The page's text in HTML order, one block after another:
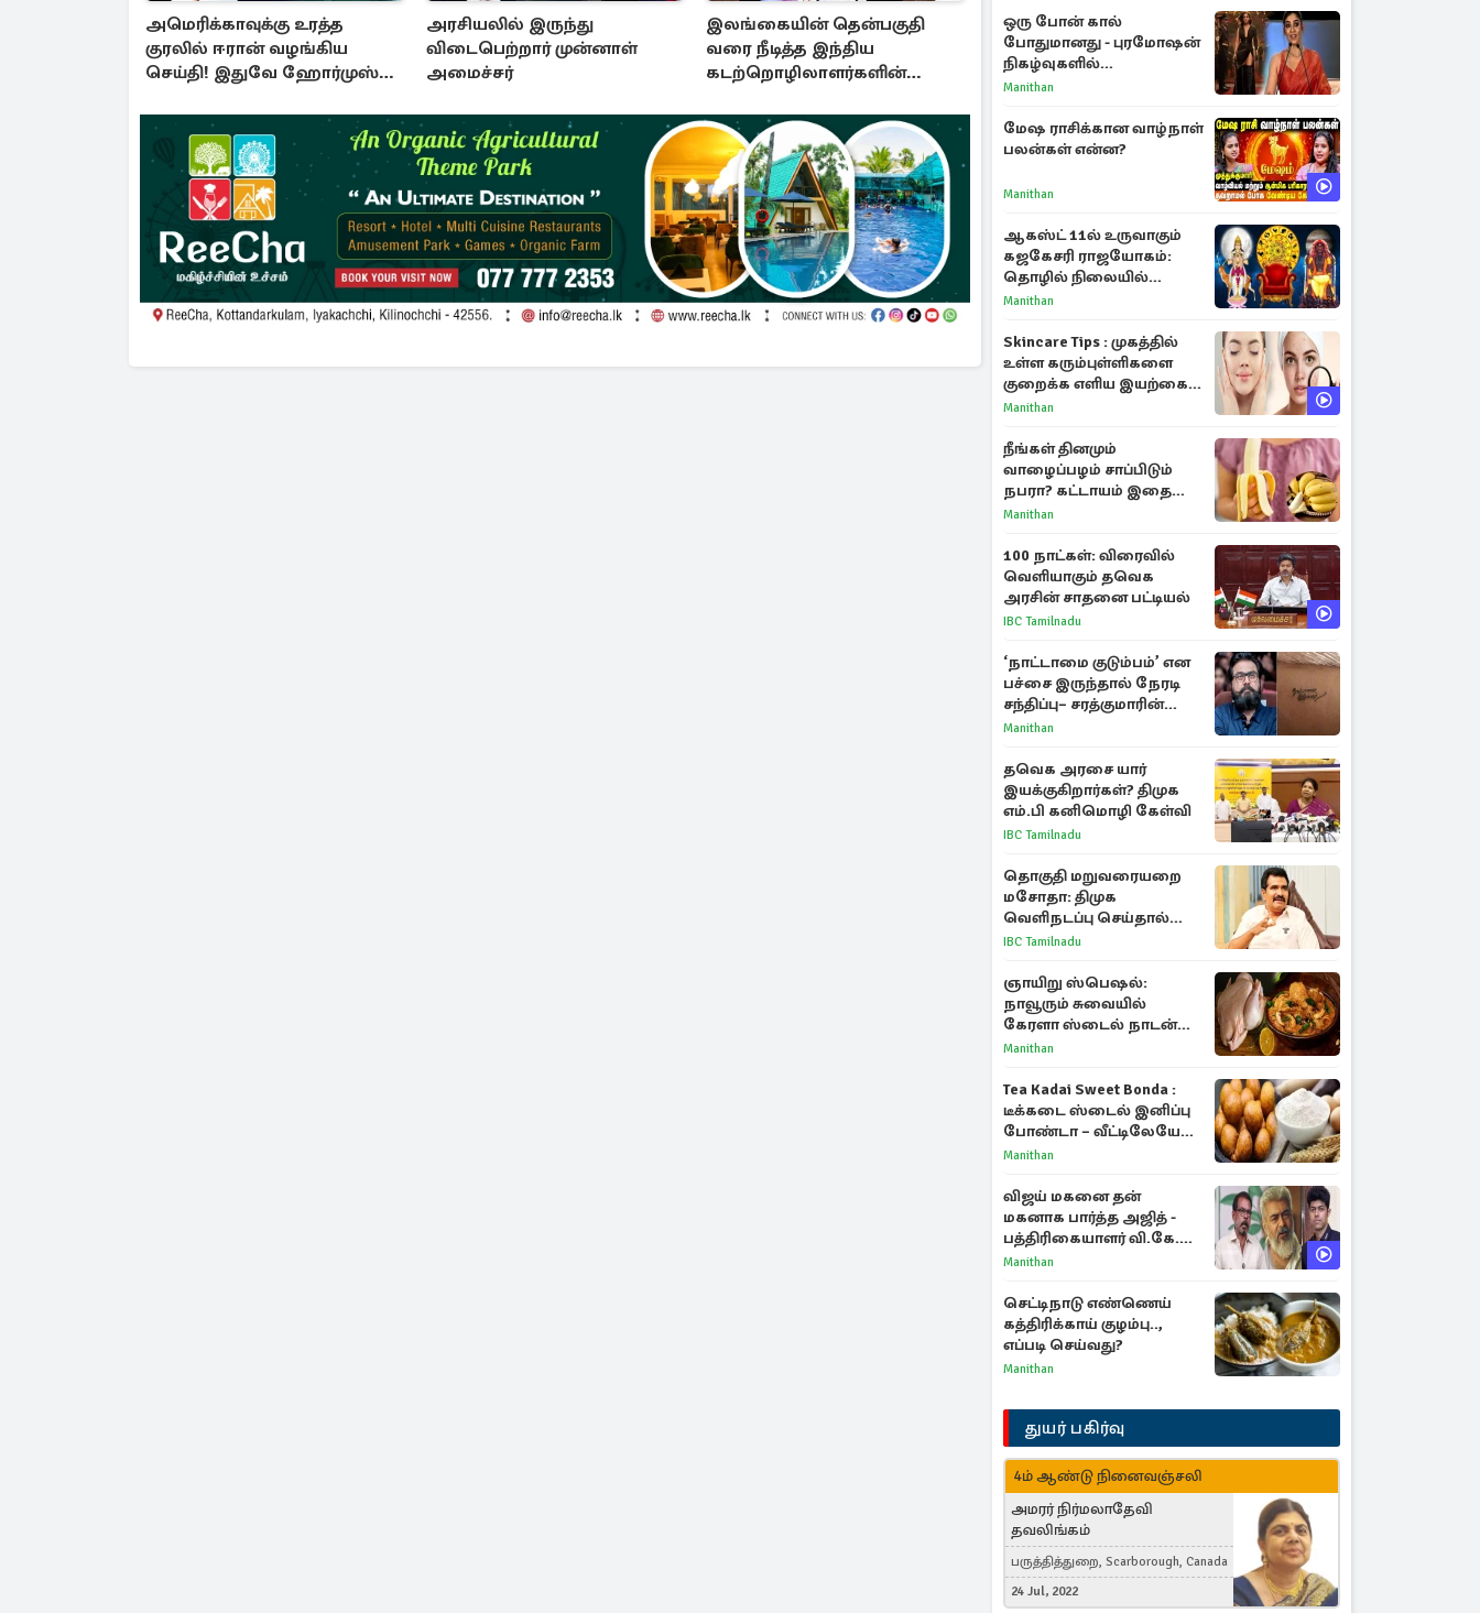
அமெரிக்காவுக்கு உரத்த
குரலில் ஈரான் வழங்கிய
செய்தி! இதுவே ஹோர்முஸ்
அரசியலில் இருந்து
விடைபெற்றார் முன்னாள்
அமைச்சர்
இலங்கையின் தென்பகுதி
வரை நீடித்த இந்திய
கடற்றொழிலாளர்களின்
ஒரு போன் கால்
போதுமானது - புரமோஷன்
நிகழ்வுகளில்
பங்கேற்காதது குறித்து
Manithan
மேஷ ராசிக்கான வாழ்நாள்
பலன்கள் என்ன?
Manithan
ஆகஸ்ட் 11ல் உருவாகும்
கஜகேசரி ராஜயோகம்:
தொழில் நிலையில்
அதிர்ஷ்டம் பெறும் 3
Manithan
Skincare Tips : முகத்தில்
உள்ள கரும்புள்ளிகளை
குறைக்க எளிய இயற்கை
வழிகள்!
Manithan
நீங்கள் தினமும்
வாழைப்பழம் சாப்பிடும்
நபரா? கட்டாயம் இதை
தெரிந்து கொள்ளுங்கள்
Manithan
100 நாட்கள்: விரைவில்
வெளியாகும் தவெக
அரசின் சாதனை பட்டியல்
IBC Tamilnadu
‘நாட்டாமை குடும்பம்’ என
பச்சை இருந்தால் நேரடி
சந்திப்பு– சரத்குமாரின்
புதிய யோசனை
Manithan
தவெக அரசை யார்
இயக்குகிறார்கள்? திமுக
எம்.பி கனிமொழி கேள்வி
IBC Tamilnadu
தொகுதி மறுவரையறை
மசோதா: திமுக
வெளிநடப்பு செய்தால்
ஆதரவாகவே கருதப்படும்
IBC Tamilnadu
ஞாயிறு ஸ்பெஷல்:
நாவூரும் சுவையில்
கேரளா ஸ்டைல் நாடன்
சிக்கன் குழம்பு ரெசிபி!
Manithan
Tea Kadai Sweet Bonda :
டீக்கடை ஸ்டைல் இனிப்பு
போண்டா – வீட்டிலேயே
செய்வது எப்படி?
Manithan
விஜய் மகனை தன்
மகனாக பார்த்த அஜித் -
பத்திரிகையாளர் வி.கே.
சுந்தர் ஓபன் டாக்!
Manithan
செட்டிநாடு எண்ணெய்
கத்திரிக்காய் குழம்பு..,
எப்படி செய்வது?
Manithan
துயர் பகிர்வு
4ம் ஆண்டு நினைவஞ்சலி
அமரர் நிர்மலாதேவி
தவலிங்கம்
பருத்தித்துறை, Scarborough, Canada
24 Jul, 2022